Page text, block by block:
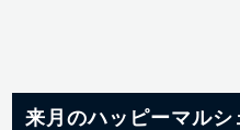
来月のハッピーマルシ